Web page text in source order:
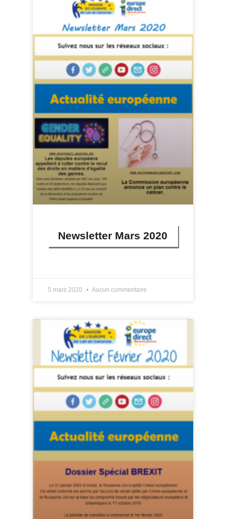
Newsletter Mars 2020
5 mars 2020 Aucun commentaire